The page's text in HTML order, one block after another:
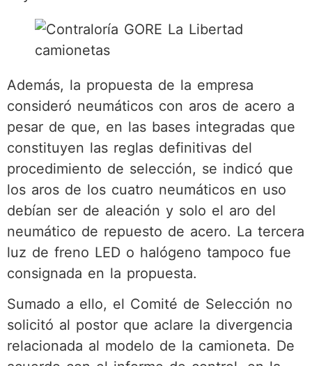
Además, la propuesta de la empresa
consideró neumáticos con aros de acero a
pesar de que, en las bases integradas que
constituyen las reglas definitivas del
procedimiento de selección, se indicó que
los aros de los cuatro neumáticos en uso
debían ser de aleación y solo el aro del
neumático de repuesto de acero. La tercera
luz de freno LED o halógeno tampoco fue
consignada en la propuesta.
Sumado a ello, el Comité de Selección no
solicitó al postor que aclare la divergencia
relacionada al modelo de la camioneta. De